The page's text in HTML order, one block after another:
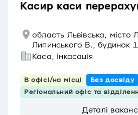
Касир каси
область Львівська, місто
Липинського В., будинок
Каса, інкасація
В офісі/на місці
Без досвіду
Регіональний офіс та
Деталі